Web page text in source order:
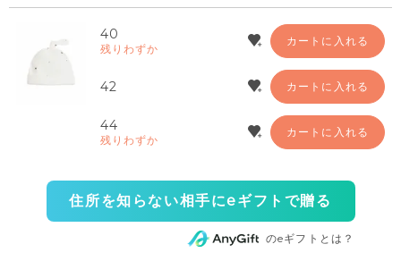
40
残りわずか
カートに入れる
42 カートに入れる
44
残りわずか
カートに入れる
住所を知らない相手にeギフトで贈る
のeギフトとは？